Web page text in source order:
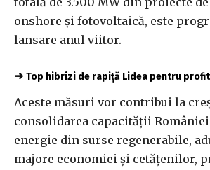
onshore şi fotovoltaică, este
lansare anul viitor.
➜ Top hibrizi de rapiță Lidea pentru
Aceste măsuri vor contribui la
consolidarea capacităţii României
energie din surse regenerabile,
majore economiei şi cetăţenilor,